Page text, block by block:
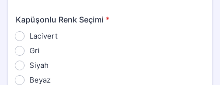
Kapüşonlu Renk Seçimi *
Lacivert
Gri
Siyah
Beyaz